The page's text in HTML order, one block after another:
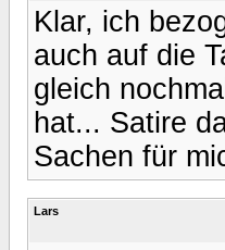
Klar, ich
auch auf die
gleich
hat... Satire
Sachen für
Lars